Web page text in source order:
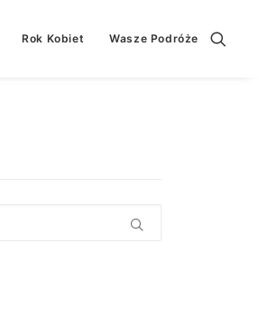
Rok Kobiet Wasze Podróże